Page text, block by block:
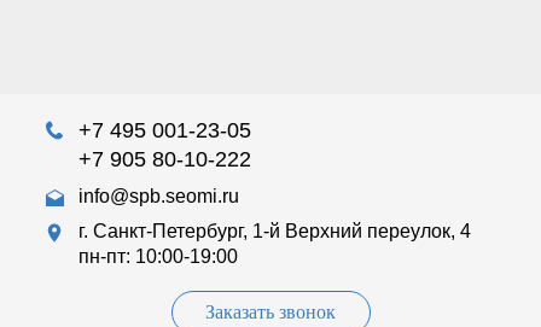
+7 495 001-23-05
+7 905 80-10-222
info@spb.seomi.ru
г. Санкт-Петербург, 1-й Верхний переулок, 4
пн-пт: 10:00-19:00
Заказать звонок